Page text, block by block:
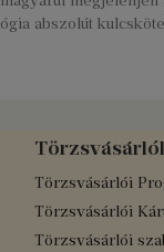
abszolút
Törzsvásárlói
Törzsvásárlói
Törzsvásárlói